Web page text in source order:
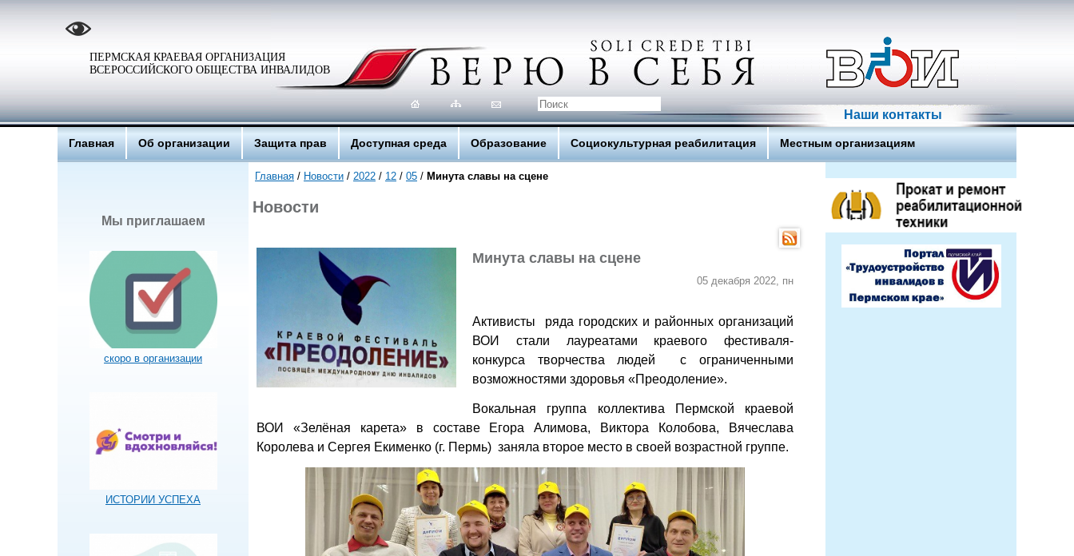
ПЕРМСКАЯ КРАЕВАЯ ОРГАНИЗАЦИЯ
ВСЕРОССИЙСКОГО ОБЩЕСТВА ИНВАЛИДОВ
Наши контакты
Главная Об организации Защита прав Доступная среда Образование Социокультурная реабилитация Местным организациям
Мы приглашаем
скоро в организации
ИСТОРИИ УСПЕХА
Главная / Новости / 2022 / 12 / 05 / Минута славы на сцене
Новости
Минута славы на сцене
05 декабря 2022, пн
Активисты ряда городских и районных организаций
ВОИ стали лауреатами краевого фестиваля-
конкурса творчества людей с ограниченными
возможностями здоровья «Преодоление».
Вокальная группа коллектива Пермской краевой
ВОИ «Зелёная карета» в составе Егора Алимова, Виктора Колобова, Вячеслава
Королева и Сергея Екименко (г. Пермь) заняла второе место в своей возрастной группе.